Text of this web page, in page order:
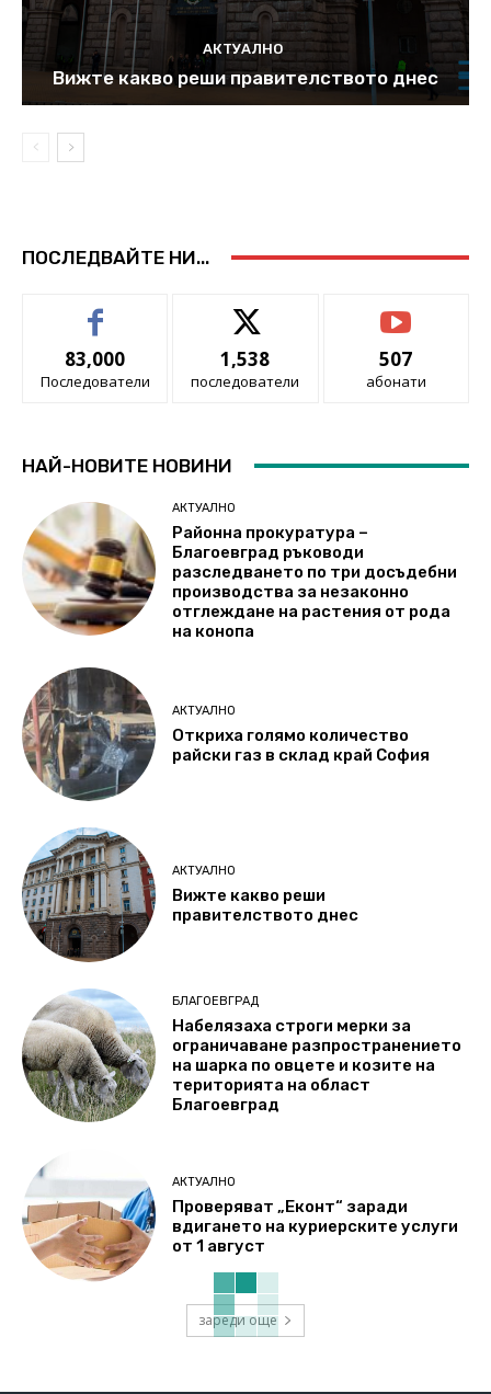
АКТУАЛНО
Вижте какво реши правителството днес
ПОСЛЕДВАЙТЕ НИ...
83,000
Последователи
1,538
последователи
507
абонати
НАЙ-НОВИТЕ НОВИНИ
АКТУАЛНО
Районна прокуратура –
Благоевград ръководи
разследването по три досъдебни
производства за незаконно
отглеждане на растения от рода
на конопа
АКТУАЛНО
Откриха голямо количество
райски газ в склад край София
АКТУАЛНО
Вижте какво реши
правителството днес
БЛАГОЕВГРАД
Набелязаха строги мерки за
ограничаване разпространението
на шарка по овцете и козите на
територията на област
Благоевград
АКТУАЛНО
Проверяват „Еконт“ заради
вдигането на куриерските услуги
от 1 август
зареди още